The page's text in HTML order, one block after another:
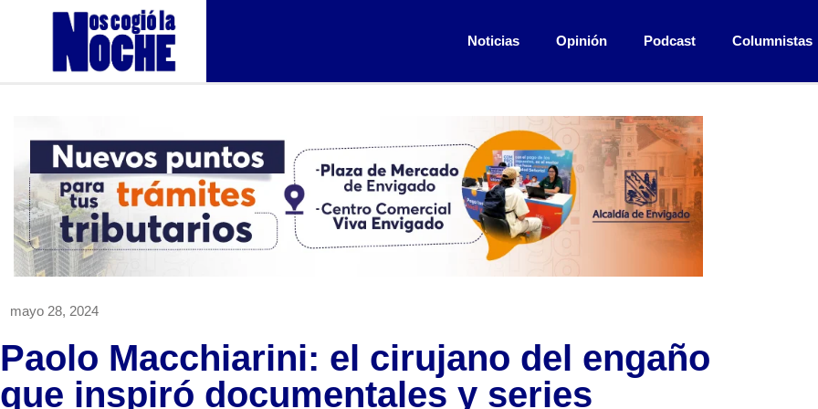
Noticias Opinión Podcast Columnistas
mayo 28, 2024
Paolo Macchiarini: el cirujano del engaño
que inspiró documentales y series